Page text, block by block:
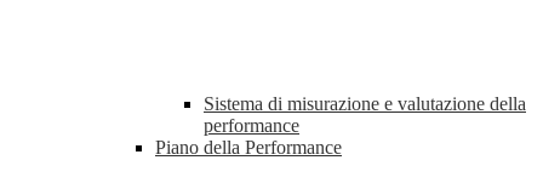
Sistema di misurazione e valutazione della
performance
Piano della Performance